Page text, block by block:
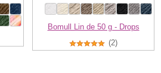
Bomull Lin de 50 g - Drops
(2)